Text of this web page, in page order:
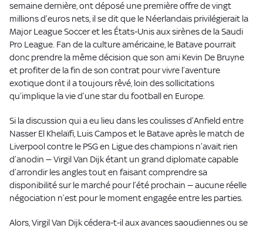
semaine dernière, ont déposé une première offre de vingt
millions d’euros nets, il se dit que le Néerlandais privilégierait la
Major League Soccer et les États-Unis aux sirènes de la Saudi
Pro League. Fan de la culture américaine, le Batave pourrait
donc prendre la même décision que son ami Kevin De Bruyne
et profiter de la fin de son contrat pour vivre l’aventure
exotique dont il a toujours rêvé, loin des sollicitations
qu’implique la vie d’une star du football en Europe.
Si la discussion qui a eu lieu dans les coulisses d’Anfield entre
Nasser El Khelaïfi, Luis Campos et le Batave après le match de
Liverpool contre le PSG en Ligue des champions n’avait rien
d’anodin — Virgil Van Dijk étant un grand diplomate capable
d’arrondir les angles tout en faisant comprendre sa
disponibilité sur le marché pour l’été prochain — aucune réelle
négociation n’est pour le moment engagée entre les parties.
Alors, Virgil Van Dijk cédera-t-il aux avances saoudiennes ou se